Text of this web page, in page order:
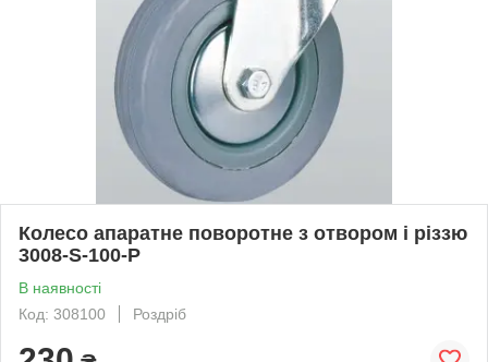
Колесо апаратне поворотне з отвором і різзю
3008-S-100-P
В наявності
Код: 308100
Роздріб